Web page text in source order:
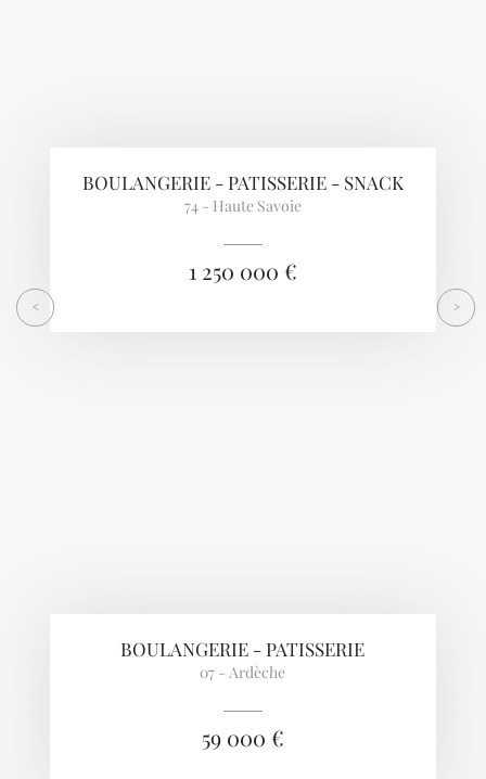
BOULANGERIE - PATISSERIE - SNACK
74 - Haute Savoie
1 250 000 €
BOULANGERIE - PATISSERIE
07 - Ardèche
59 000 €
< >